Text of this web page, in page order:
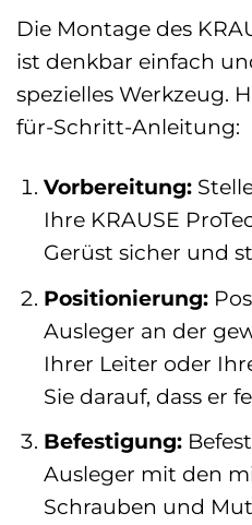
Die Montage des
ist denkbar einfach
spezielles Werkzeug.
für-Schritt-Anleitung:
Vorbereitung:
Ihre KRAUSE
Gerüst sicher und
Positionierung:
Ausleger an der
Ihrer Leiter oder
Sie darauf, dass er
Befestigung:
Ausleger mit den
Schrauben und